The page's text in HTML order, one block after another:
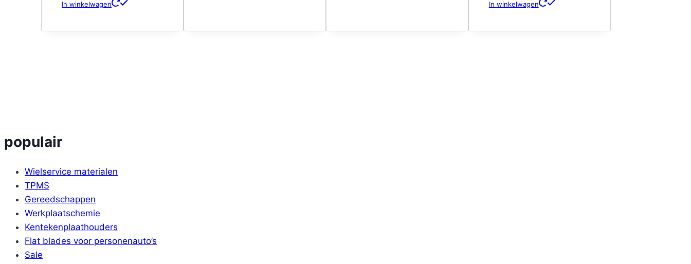
In winkelwagen
variaties.
In winkelwagen
populair
Wielservice materialen
TPMS
Gereedschappen
Werkplaatschemie
Kentekenplaathouders
Flat blades voor personenauto’s
Sale